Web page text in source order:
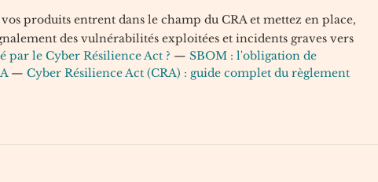
produits entrent dans le champ du CRA et mettez en place,
des vulnérabilités exploitées et incidents graves vers
par le Cyber Résilience Act ? — SBOM : l'obligation de
— Cyber Résilience Act (CRA) : guide complet du règlement